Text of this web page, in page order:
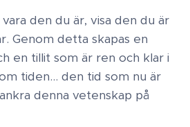
den du är, visa den du är
Genom detta skapas en
en tillit som är ren och klar i
tiden... den tid som nu är
denna vetenskap på